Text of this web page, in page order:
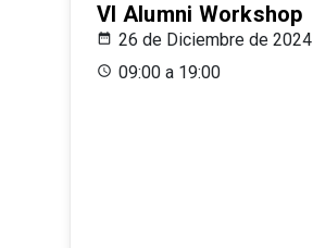
VI Alumni Workshop
26 de Diciembre de 2024
09:00 a 19:00